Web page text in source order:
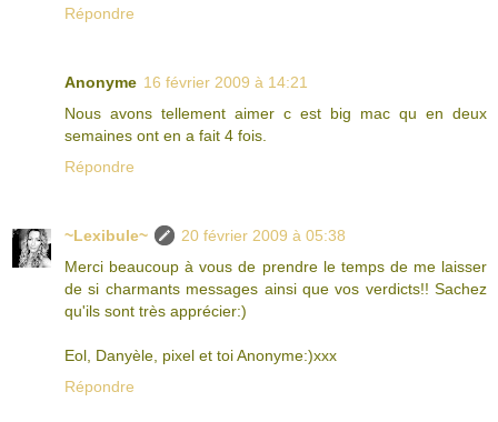
Répondre
Anonyme 16 février 2009 à 14:21
Nous avons tellement aimer c est big mac qu en deux
semaines ont en a fait 4 fois.
Répondre
~Lexibule~
20 février 2009 à 05:38
Merci beaucoup à vous de prendre le temps de me laisser
de si charmants messages ainsi que vos verdicts!! Sachez
qu'ils sont très apprécier:)
Eol, Danyèle, pixel et toi Anonyme:)xxx
Répondre